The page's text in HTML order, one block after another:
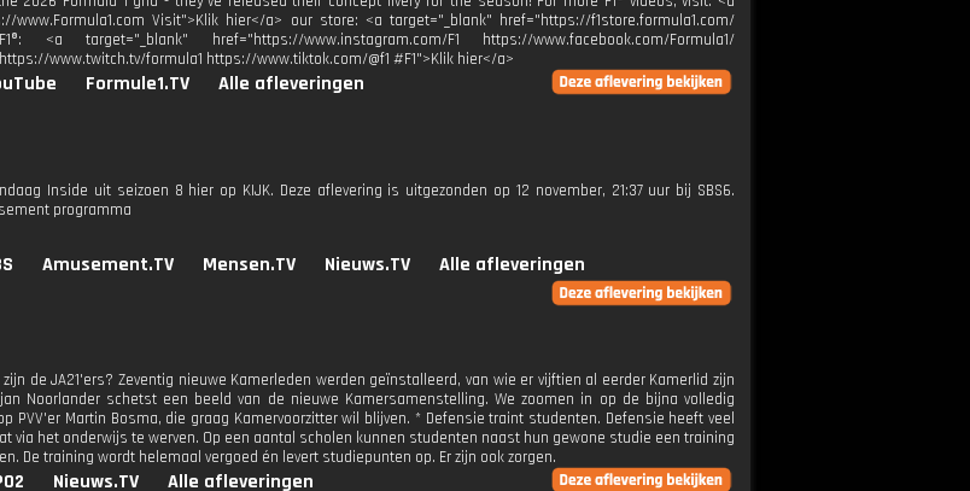
www.Formula1.com Visit">Klik hier</a> our store: <a target="_blank" href="https://f1store.formula1.com/
<a target="_blank" href="https://www.instagram.com/F1 https://www.facebook.com/Formula1/
www.twitch.tv/formula1 https://www.tiktok.com/@f1 #F1">Klik hier</a>
Formule1.TV Alle afleveringen
Inside uit seizoen 8 hier op KIJK. Deze aflevering is uitgezonden op 12 november, 21:37 uur bij SBS6.
programma
Amusement.TV Mensen.TV Nieuws.TV Alle afleveringen
zijn de JA21'ers? Zeventig nieuwe Kamerleden werden geïnstalleerd, van wie er vijftien al eerder Kamerlid zijn
Noorlander schetst een beeld van de nieuwe Kamersamenstelling. We zoomen in op de bijna volledig
PVV'er Martin Bosma, die graag Kamervoorzitter wil blijven. * Defensie traint studenten. Defensie heeft veel
via het onderwijs te werven. Op een aantal scholen kunnen studenten naast hun gewone studie een training
De training wordt helemaal vergoed én levert studiepunten op. Er zijn ook zorgen.
Nieuws.TV Alle afleveringen